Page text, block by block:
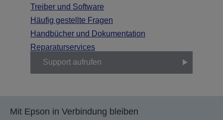
Treiber und Software
Häufig gestellte Fragen
Handbücher und Dokumentation
Reparaturservices
Support aufrufen
Mit Epson in Verbindung bleiben